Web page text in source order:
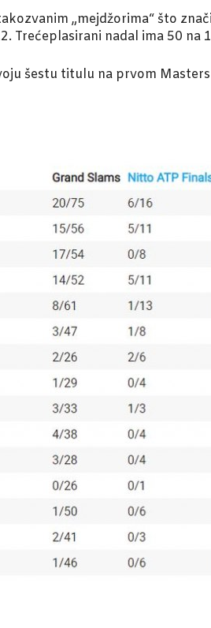
„mejdžorima“ što
Trećeplasirani nadal ima 50 na
šestu titulu na prvom